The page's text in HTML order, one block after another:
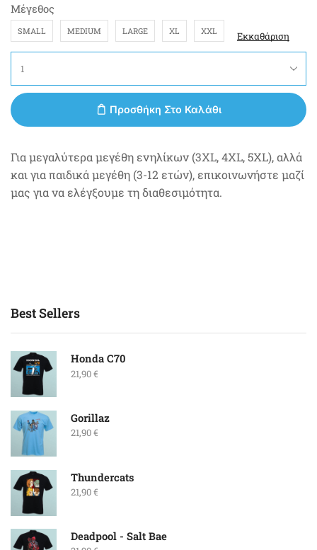
Μέγεθος
SMALL MEDIUM LARGE XL XXL Εκκαθάριση
Προσθήκη Στο Καλάθι
Για μεγαλύτερα μεγέθη ενηλίκων (3XL, 4XL, 5XL), αλλά
και για παιδικά μεγέθη (3-12 ετών), επικοινωνήστε μαζί
μας για να ελέγξουμε τη διαθεσιμότητα.
Best Sellers
Honda C70
21,90€
Gorillaz
21,90€
Thundercats
21,90€
Deadpool - Salt Bae